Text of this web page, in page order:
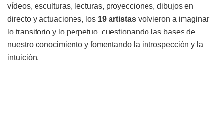
vídeos, esculturas, lecturas, proyecciones, dibujos en
directo y actuaciones, los 19 artistas volvieron a imaginar
lo transitorio y lo perpetuo, cuestionando las bases de
nuestro conocimiento y fomentando la introspección y la
intuición.